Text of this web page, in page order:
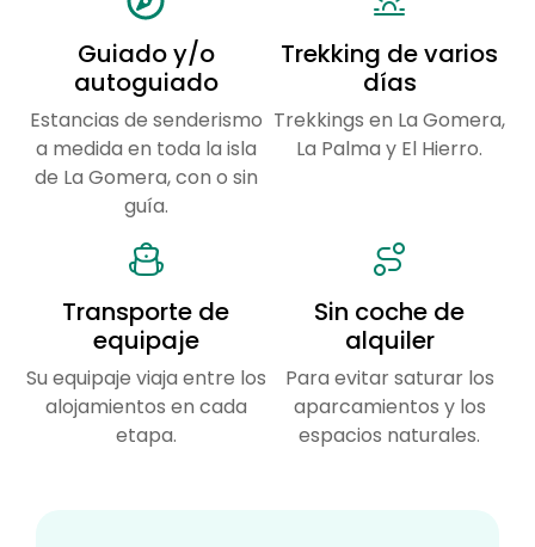
Guiado y/o
autoguiado
Estancias de senderismo
a medida en toda la isla
de La Gomera, con o sin
guía.
Trekking de varios
días
Trekkings en La Gomera,
La Palma y El Hierro.
Transporte de
equipaje
Su equipaje viaja entre los
alojamientos en cada
etapa.
Sin coche de
alquiler
Para evitar saturar los
aparcamientos y los
espacios naturales.